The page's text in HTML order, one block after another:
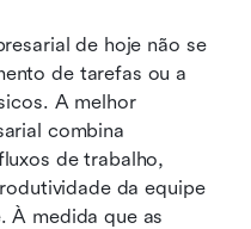
de hoje não se
de tarefas ou a
A melhor
combina
de trabalho,
da equipe
À medida que as